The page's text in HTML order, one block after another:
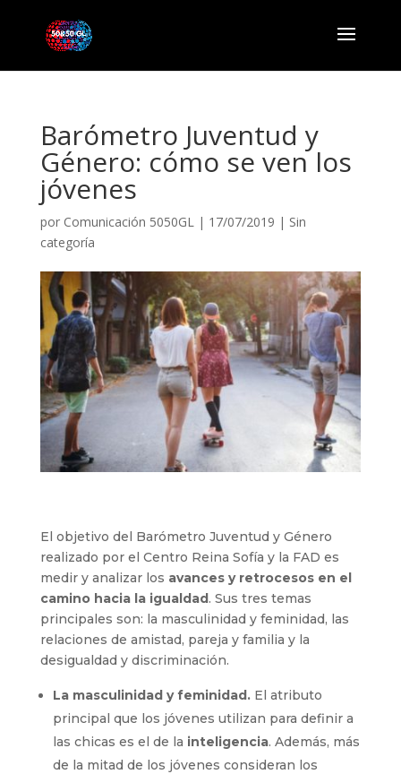
Barómetro Juventud y
Género: cómo se ven los
jóvenes
por Comunicación 5050GL| 17/07/2019 | Sin
categoría
El objetivo del Barómetro Juventud y Género
realizado por el Centro Reina Sofía y la FAD es
medir y analizar los avances y retrocesos en el
camino hacia la igualdad. Sus tres temas
principales son: la masculinidad y feminidad, las
relaciones de amistad, pareja y familia y la
desigualdad y discriminación.
La masculinidad y feminidad.El atributo
principal que los jóvenes utilizan para definir a
las chicas es el de la inteligencia. Además, más
de la mitad de los jóvenes consideran los